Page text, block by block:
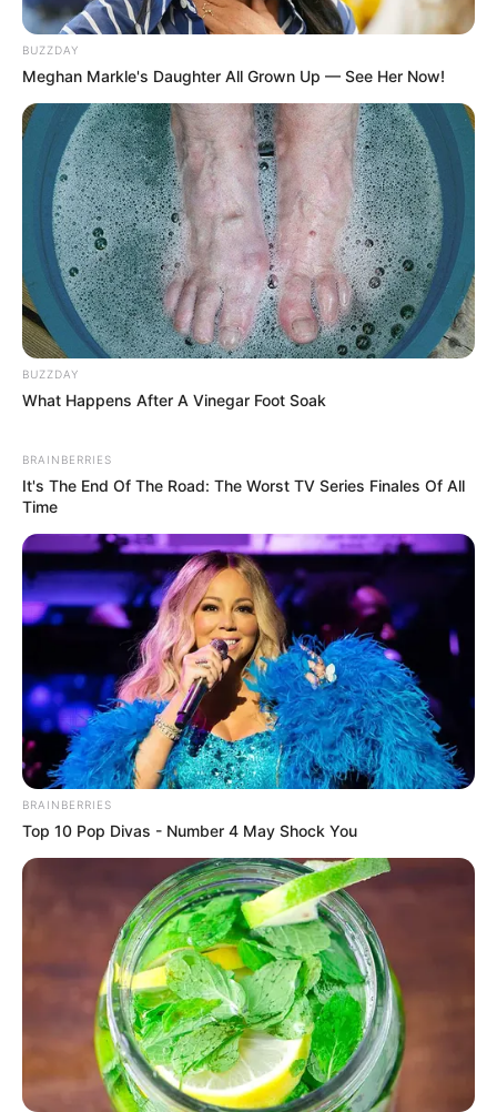
BUZZDAY
Meghan Markle's Daughter All Grown Up — See Her Now!
BUZZDAY
What Happens After A Vinegar Foot Soak
BRAINBERRIES
It's The End Of The Road: The Worst TV Series Finales Of All
Time
BRAINBERRIES
Top 10 Pop Divas - Number 4 May Shock You